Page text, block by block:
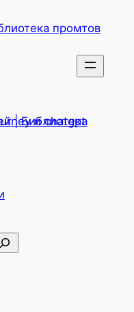
промтов